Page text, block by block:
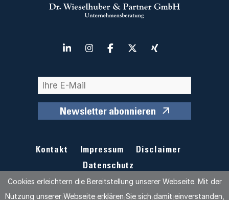
Newsletter abonnieren
Kontakt Impressum
Disclaimer
Datenschutz
© 2026 Dr. Wieselhuber & Partner GmbH
Cookies erleichtern die Bereitstellung unserer Webseite. Mit der
Nutzung unserer Webseite erklären Sie sich damit einverstanden,